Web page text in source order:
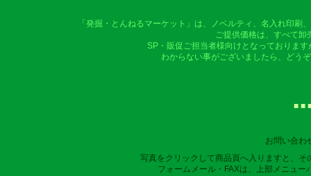
「発掘・とんねるマーケット」は、ノベルティ、名入れ印
ご提供価格は、すべて卸
SP・販促ご担当者様向けとなっておりま
わからない事がございましたら、どう
■ ■
お問い合わ
写真をクリックして商品頁へ入りますと、
フォームメール・FAXは、上部メニュ